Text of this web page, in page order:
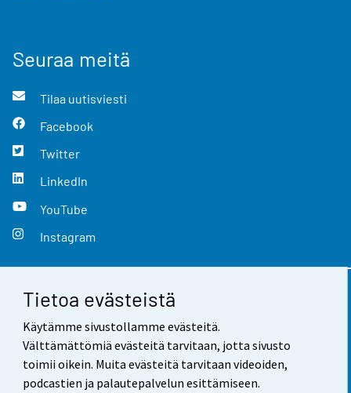
Tietoa evästeistä
Käytämme sivustollamme evästeitä.
Välttämättömiä evästeitä tarvitaan, jotta sivusto
toimii oikein. Muita evästeitä tarvitaan videoiden,
podcastien ja palautepalvelun esittämiseen.
Seuraa meitä
Tilaa uutisviesti
Facebook
Twitter
LinkedIn
YouTube
Instagram
Yhteystiedot
Palaute
Käyttöehdot